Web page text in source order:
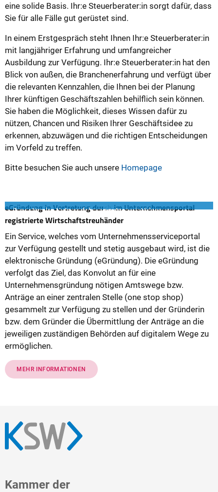
eine solide Basis. Ihr:e Steuerberater:in sorgt dafür, dass
Sie für alle Fälle gut gerüstet sind.
In einem Erstgespräch steht Ihnen Ihr:e Steuerberater:in
mit langjähriger Erfahrung und umfangreicher
Ausbildung zur Verfügung. Ihr:e Steuerberater:in hat den
Blick von außen, die Branchenerfahrung und verfügt über
die relevanten Kennzahlen, die Ihnen bei der Planung
Ihrer künftigen Geschäftszahlen behilflich sein können.
Sie haben die Möglichkeit, dieses Wissen dafür zu
nützen, Chancen und Risiken Ihrer Geschäftsidee zu
erkennen, abzuwägen und die richtigen Entscheidungen
im Vorfeld zu treffen.
Bitte besuchen Sie auch unsere Homepage
Zur optimalen Nutzererfahrung nutzen wir Videos von
Drittanbietern (z. B. YouTube, Vimeo). Mit dem Aktivieren des
übermittelt und Cookies gespeichert werden. Nach dem ersten
Klick wird der Inhalt geladen.
eGründung in Vertretung durch im Unternehmensportal
registrierte Wirtschaftstreuhänder
Ein Service, welches vom Unternehmensserviceportal
zur Verfügung gestellt und stetig ausgebaut wird, ist die
elektronische Gründung (eGründung). Die eGründung
verfolgt das Ziel, das Konvolut an für eine
Unternehmensgründung nötigen Amtswege bzw.
Anträge an einer zentralen Stelle (one stop shop)
gesammelt zur Verfügung zu stellen und der Gründerin
bzw. dem Gründer die Übermittlung der Anträge an die
jeweiligen zuständigen Behörden auf digitalem Wege zu
ermöglichen.
MEHR INFORMATIONEN
Kammer der